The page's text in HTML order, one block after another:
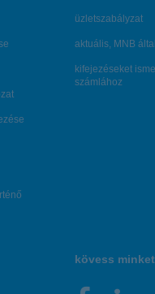
üzletszabályzat
aktuális, MNB
kifejezéseket
számlához
kövess